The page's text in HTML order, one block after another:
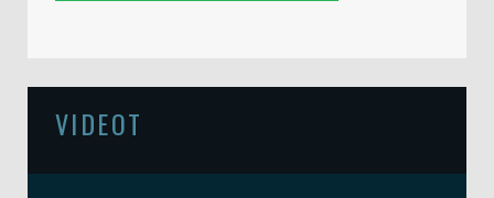
VIDEOT